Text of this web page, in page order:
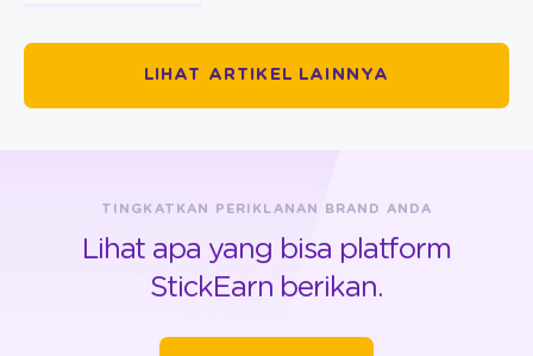
LIHAT ARTIKEL LAINNYA
TINGKATKAN PERIKLANAN BRAND ANDA
Lihat apa yang bisa platform
StickEarn berikan.